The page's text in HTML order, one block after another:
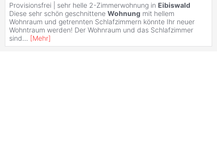
Provisionsfrei | sehr helle 2-Zimmerwohnung in Eibiswald
Diese sehr schön geschnittene Wohnung mit hellem
Wohnraum und getrennten Schlafzimmern könnte Ihr neuer
Wohntraum werden! Der Wohnraum und das Schlafzimmer
sind... [Mehr]